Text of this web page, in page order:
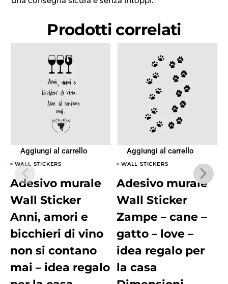
Prodotti correlati
Aggiungi al carrello
WALL STICKERS
Adesivo murale
Wall Sticker
Anni, amori e
bicchieri di vino
non si contano
mai – idea regalo
Aggiungi al carrello
WALL STICKERS
Adesivo murale
Wall Sticker
Zampe – cane –
gatto – love –
idea regalo per
la casa